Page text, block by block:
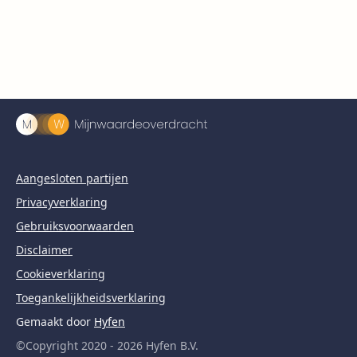
Aangesloten partijen
Privacyverklaring
Gebruiksvoorwaarden
Disclaimer
Cookieverklaring
Toegankelijkheidsverklaring
Gemaakt door Hyfen
©Copyright 2020 - 2026 Hyfen B.V.